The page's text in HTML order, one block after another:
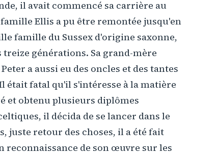
il avait commencé sa carrière au
Ellis a pu être remontée jusqu'en
famille du Sussex d'origine saxonne,
générations. Sa grand-mère
a aussi eu des oncles et des tantes
était fatal qu'il s'intéresse à la matière
et obtenu plusieurs diplômes
il décida de se lancer dans le
juste retour des choses, il a été fait
reconnaissance de son œuvre sur les